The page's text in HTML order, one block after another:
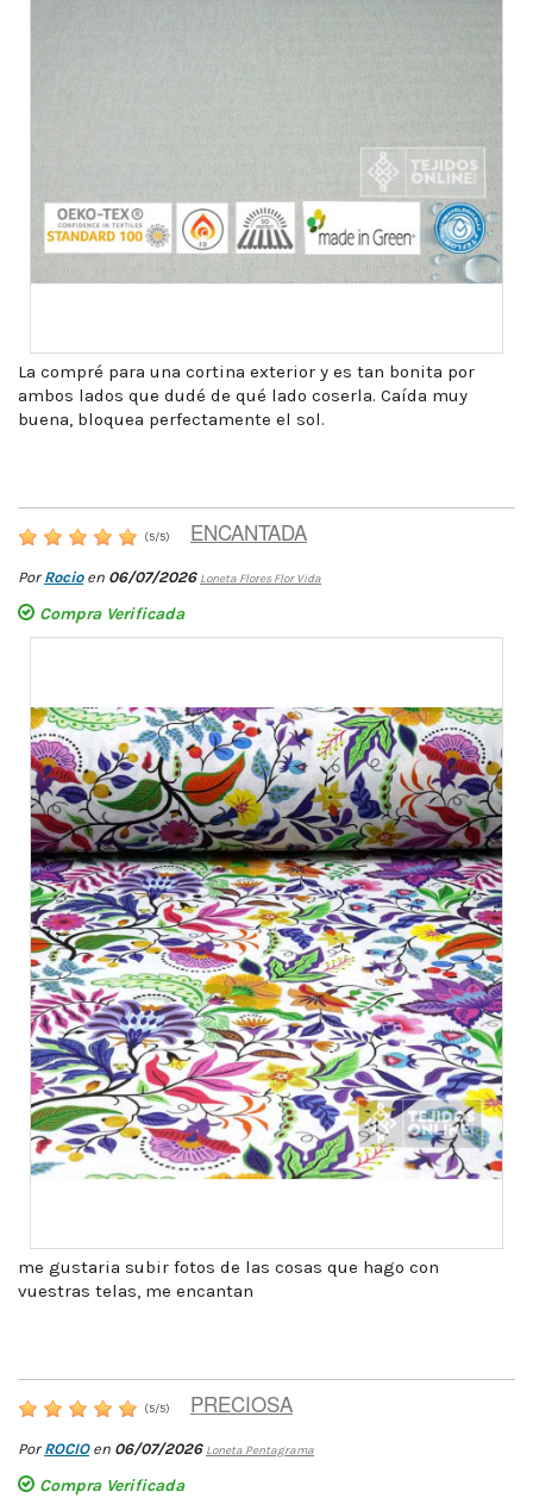
La compré para una cortina exterior y es tan bonita por
ambos lados que dudé de qué lado coserla. Caída muy
buena, bloquea perfectamente el sol.
(5/5) ENCANTADA
Por Rocioen 06/07/2026 Loneta Flores Flor Vida
Compra Verificada
me gustaria subir fotos de las cosas que hago con
vuestras telas, me encantan
(5/5) PRECIOSA
Por ROCIOen 06/07/2026 Loneta Pentagrama
Compra Verificada